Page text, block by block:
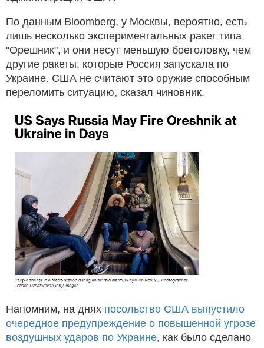
По данным Bloomberg, у Москвы, вероятно, есть
лишь несколько экспериментальных ракет типа
"Орешник", и они несут меньшую боеголовку, чем
другие ракеты, которые Россия запускала по
Украине. США не считают это оружие способным
переломить ситуацию, сказал чиновник.
Напомним, на днях посольство США выпустило
очередное предупреждение о повышенной угрозе
воздушных ударов по Украине, как было сделано